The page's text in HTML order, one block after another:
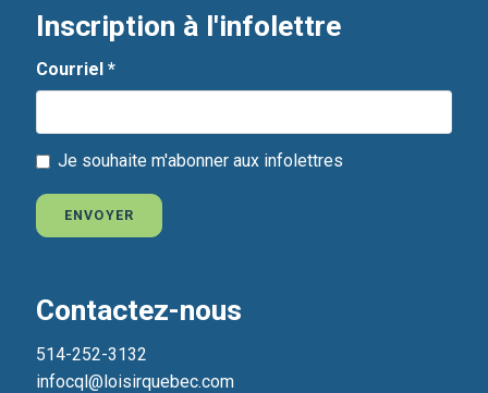
Contactez-nous
514-252-3132
infocql@loisirquebec.com
Inscription à l'infolettre
Courriel*
Je souhaite m'abonner aux infolettres
ENVOYER